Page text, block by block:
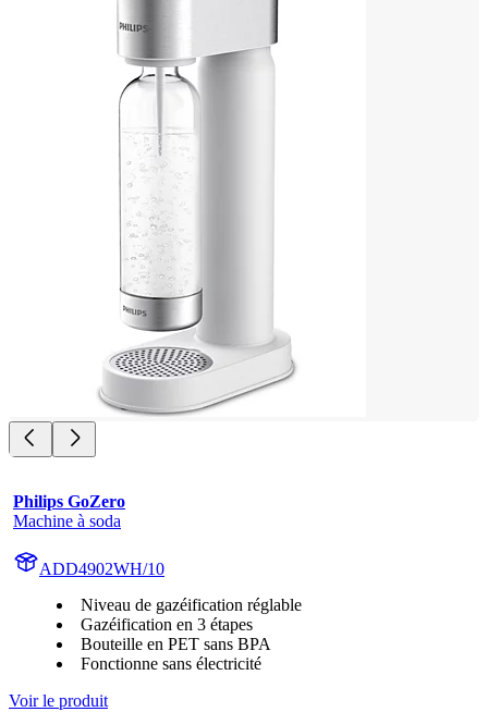
Philips GoZero
Machine à soda
ADD4902WH/10
Niveau de gazéification réglable
Gazéification en 3 étapes
Bouteille en PET sans BPA
Fonctionne sans électricité
Voir le produit